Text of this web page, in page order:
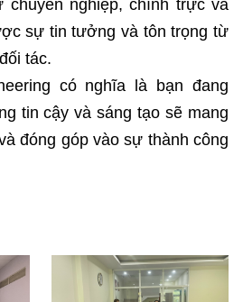
chuyên nghiệp, chính trực và
sự tin tưởng và tôn trọng từ
tác.
có nghĩa là bạn đang
tin cậy và sáng tạo sẽ mang
đóng góp vào sự thành công